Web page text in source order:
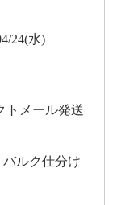
24(水)
トメール発送
ルク仕分け